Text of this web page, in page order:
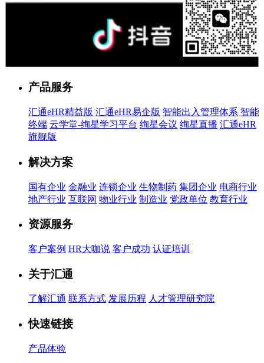
产品服务
汇通eHR精益版 汇通eHR易企版 智能出入管理体系 智能
终端 云学堂-绚星学习平台 绚星会议 绚星直播 汇通eHR
旗舰版
解决方案
国有企业 金融业 连锁企业 生物制药 集团企业 电商行业
地产行业 互联网 物业行业 制造业 党政单位 教育行业
资源服务
客户案例 HR大咖说 客户成功 认证培训
关于汇通
了解汇通 联系方式 发展历程 人才管理研究院
快速链接
产品体验